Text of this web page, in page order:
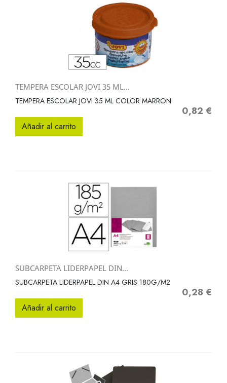
TEMPERA ESCOLAR JOVI 35 ML...
TEMPERA ESCOLAR JOVI 35 ML COLOR MARRON
Precio
0,82 €
Añadir al carrito
SUBCARPETA LIDERPAPEL DIN...
SUBCARPETA LIDERPAPEL DIN A4 GRIS 180G/M2
Precio
0,28 €
Añadir al carrito